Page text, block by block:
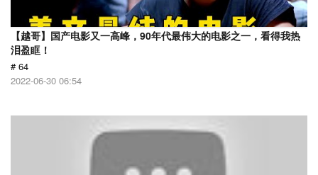
【越哥】国产电影又一高峰，90年代最伟大的电影之一，看得我热
泪盈眶！
# 64
2022-06-30 06:54